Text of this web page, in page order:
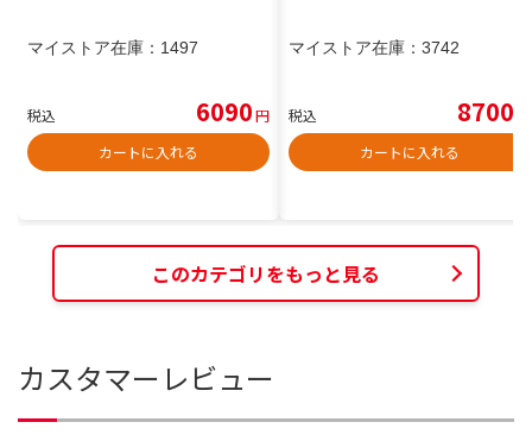
マイストア在庫： 1497
税込 6090円
カートに入れる
マイストア在庫： 3742
税込 8700
カートに入れる
このカテゴリをもっと見る
カスタマーレビュー